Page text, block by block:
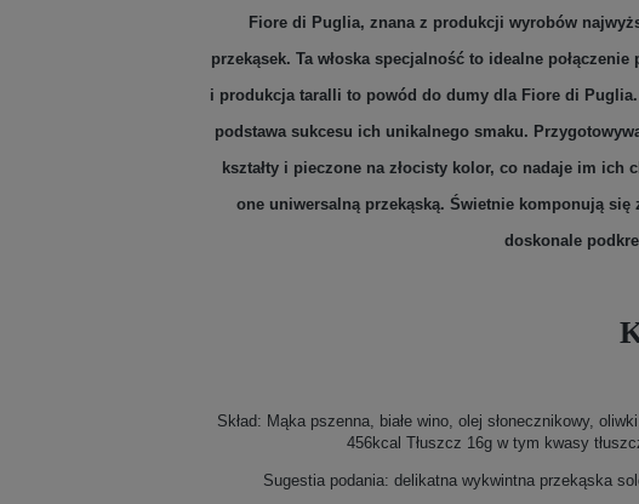
Fiore di Puglia, znana z produkcji wyrobów
przekąsek. Ta włoska specjalność to idealne
i produkcja taralli to powód do dumy dla Fiore di
podstawa sukcesu ich unikalnego smaku.
kształty i pieczone na złocisty kolor, co nadaje im
one uniwersalną przekąską. Świetnie komponują
doskonale
Skład: Mąka pszenna, białe wino, olej słonecznikowy,
456kcal Tłuszcz 16g w tym kwasy
Sugestia podania: delikatna wykwintna przekąska